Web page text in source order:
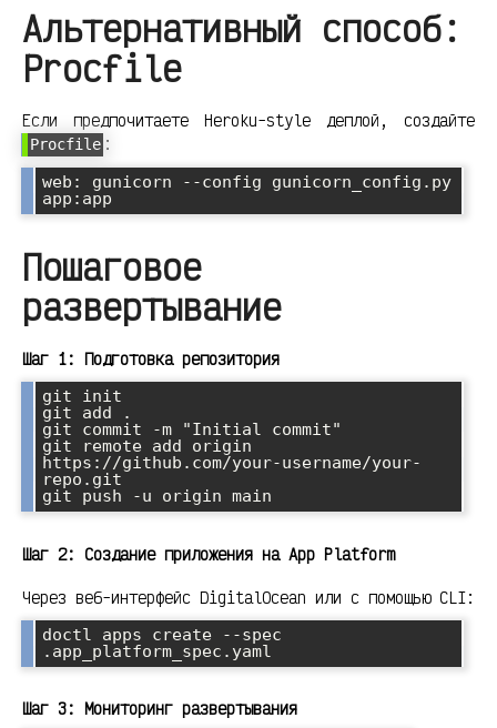
Альтернативный способ:
Procfile
Если предпочитаете Heroku-style деплой, создайте
Procfile :
web: gunicorn --config gunicorn_config.py
Пошаговое
развертывание
Шаг 1: Подготовка репозитория
git init
git add .
git commit -m "Initial commit"
git remote add origin
https://github.com/your-username/your-
repo.git
Шаг 2: Создание приложения на App Platform
Через веб-интерфейс DigitalOcean или с помощью CLI:
doctl apps create --spec
Шаг 3: Мониторинг развертывания